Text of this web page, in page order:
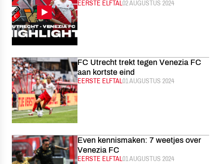
CATEGORIE:
EERSTE ELFTALGEPUBLICEERD:
02 AUGUSTUS 2024
FC Utrecht trekt tegen Venezia FC
aan kortste eind
CATEGORIE:
EERSTE ELFTALGEPUBLICEERD:
01 AUGUSTUS 2024
Even kennismaken: 7 weetjes over
Venezia FC
CATEGORIE:
EERSTE ELFTALGEPUBLICEERD:
01 AUGUSTUS 2024